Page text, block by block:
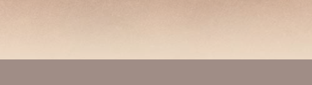
vide.